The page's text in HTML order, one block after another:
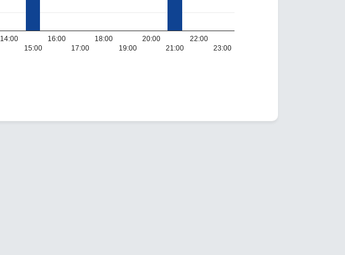
14:00
15:00
16:00
17:00
18:00
19:00
20:00
21:00
22:00
23:00